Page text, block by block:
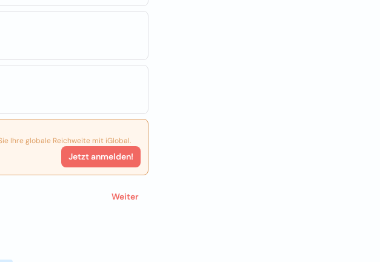
Ihre globale Reichweite mit iGlobal.
Jetzt anmelden!
Weiter